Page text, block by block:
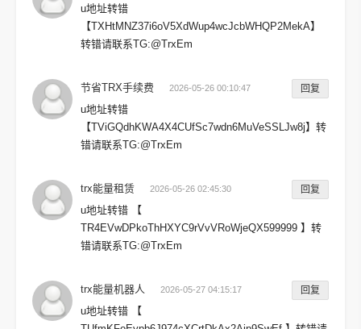
u地址转错
【TXHtMNZ37i6oV5XdWup4wcJcbWHQP2MekA】
转错请联系TG:@TrxEm
节省TRX手续费 2026-05-26 00:10:47 回复
u地址转错
【TViGQdhKWA4X4CUfSc7wdn6MuVeSSLJw8j】转
错请联系TG:@TrxEm
trx能量租赁 2026-05-26 02:45:30 回复
u地址转错 【
TR4EVwDPkoThHXYC9rVvVRoWjeQX599999 】转
错请联系TG:@TrxEm
trx能量机器人 2026-05-27 04:15:17 回复
u地址转错 【